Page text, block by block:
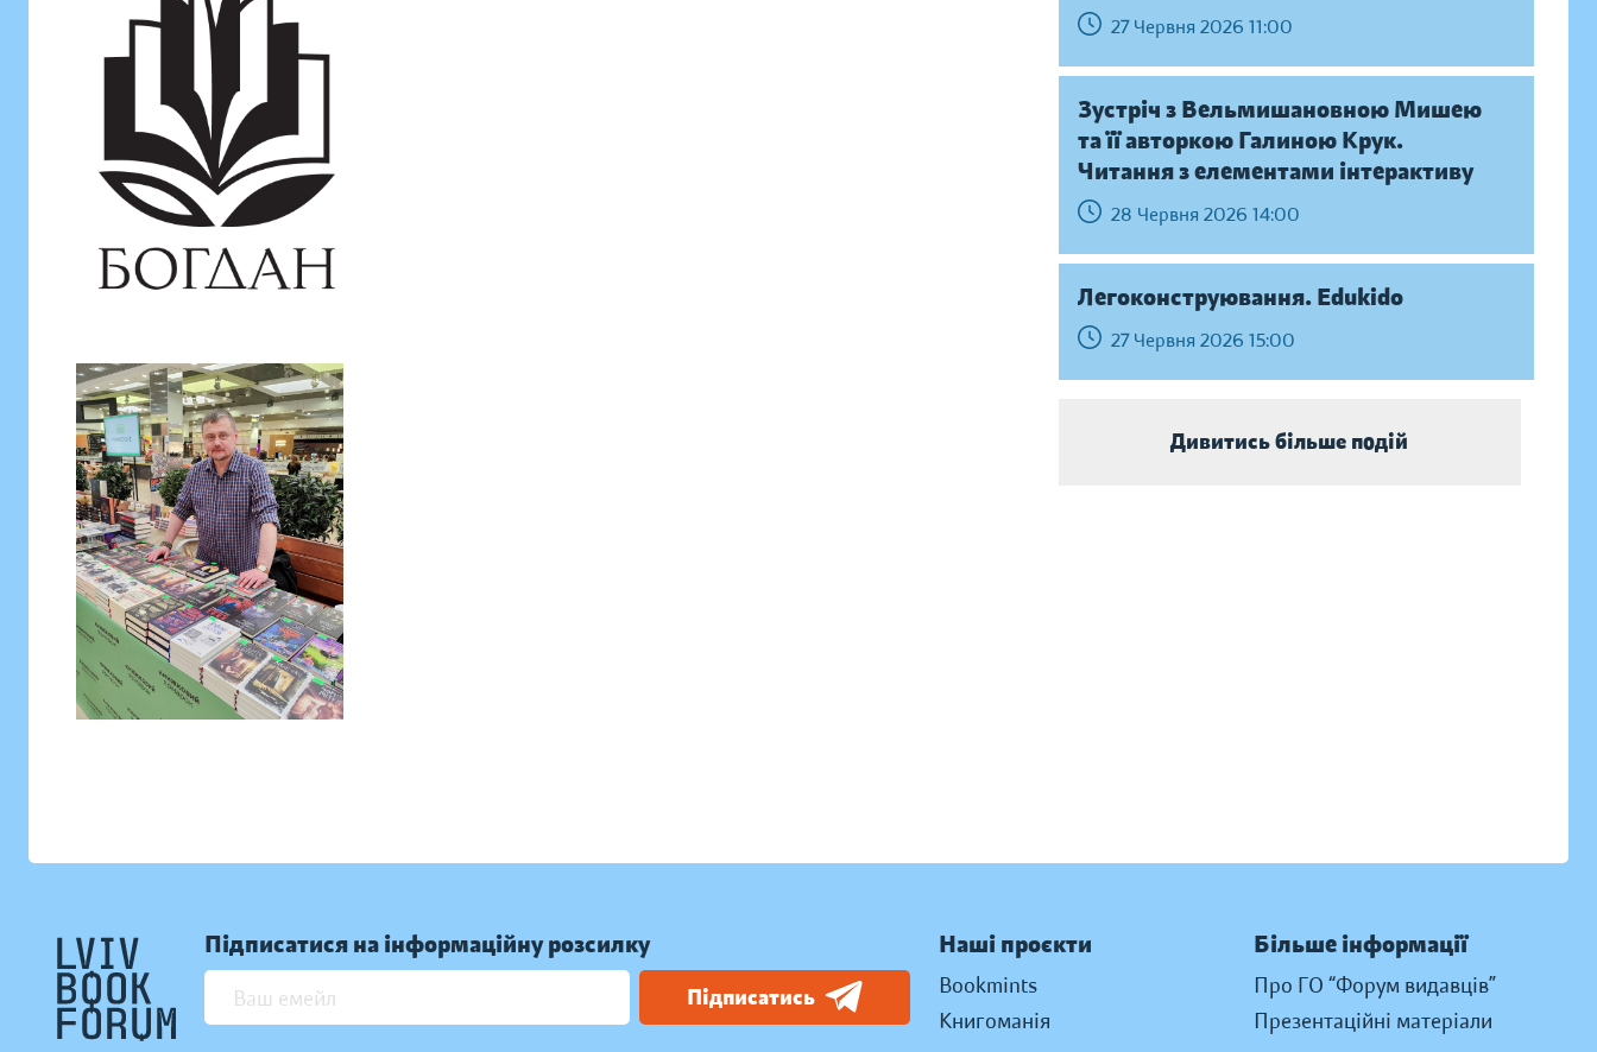
27 Червня 2026 11:00
Зустріч з Вельмишановною Мишею
та її авторкою Галиною Крук.
Читання з елементами інтерактиву
28 Червня 2026 14:00
Легоконструювання. Edukido
27 Червня 2026 15:00
Дивитись більше подій
Підписатися на інформаційну розсилку
Підписатись
Наші проєкти
Bookmints
Книгоманія
Більше інформації
Про ГО “Форум видавців”
Презентаційні матеріали